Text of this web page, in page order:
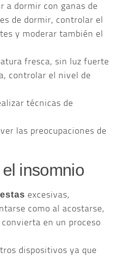
a dormir con ganas de
de dormir, controlar el
y moderar también el
fresca, sin luz fuerte
controlar el nivel de
técnicas de
las preocupaciones de
insomnio
excesivas,
como al acostarse,
en un proceso
dispositivos ya que